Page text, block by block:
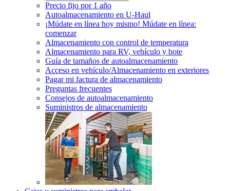
Precio fijo por 1 año
Autoalmacenamiento en U-Haul
¡Múdate en línea hoy mismo! Múdate en línea:
comenzar
Almacenamiento con control de temperatura
Almacenamiento para RV, vehículo y bote
Guía de tamaños de autoalmacenamiento
Acceso en vehículo/Almacenamiento en exteriores
Pagar mi factura de almacenamiento
Preguntas frecuentes
Consejos de autoalmacenamiento
Suministros de almacenamiento